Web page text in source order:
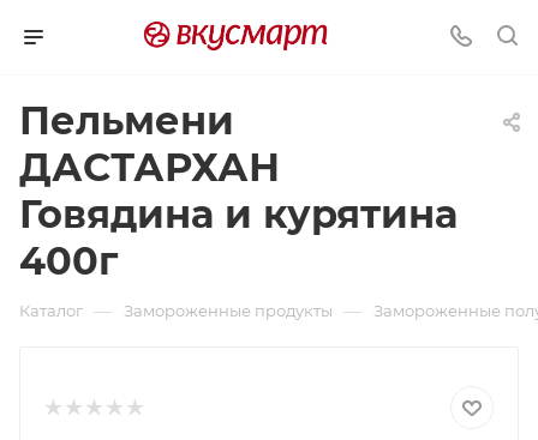
Пельмени
ДАСТАРХАН
Говядина и курятина
400г
Каталог — Замороженные продукты — Замороженные